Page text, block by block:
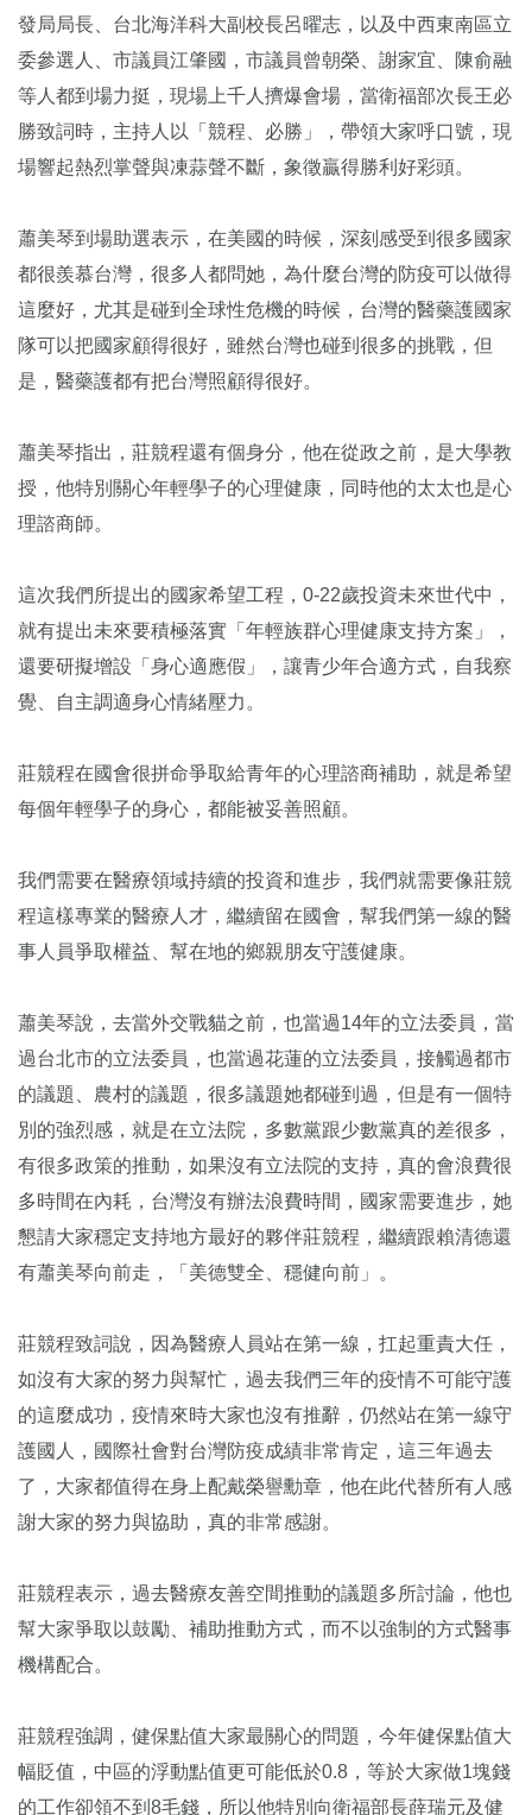
發局局長、台北海洋科大副校長呂曜志，以及中西東南區立
委參選人、市議員江肇國，市議員曾朝榮、謝家宜、陳俞融
等人都到場力挺，現場上千人擠爆會場，當衛福部次長王必
勝致詞時，主持人以「競程、必勝」，帶領大家呼口號，現
場響起熱烈掌聲與凍蒜聲不斷，象徵贏得勝利好彩頭。
蕭美琴到場助選表示，在美國的時候，深刻感受到很多國家
都很羨慕台灣，很多人都問她，為什麼台灣的防疫可以做得
這麼好，尤其是碰到全球性危機的時候，台灣的醫藥護國家
隊可以把國家顧得很好，雖然台灣也碰到很多的挑戰，但
是，醫藥護都有把台灣照顧得很好。
蕭美琴指出，莊競程還有個身分，他在從政之前，是大學教
授，他特別關心年輕學子的心理健康，同時他的太太也是心
理諮商師。
這次我們所提出的國家希望工程，0-22歲投資未來世代中，
就有提出未來要積極落實「年輕族群心理健康支持方案」，
還要研擬增設「身心適應假」，讓青少年合適方式，自我察
覺、自主調適身心情緒壓力。
莊競程在國會很拼命爭取給青年的心理諮商補助，就是希望
每個年輕學子的身心，都能被妥善照顧。
我們需要在醫療領域持續的投資和進步，我們就需要像莊競
程這樣專業的醫療人才，繼續留在國會，幫我們第一線的醫
事人員爭取權益、幫在地的鄉親朋友守護健康。
蕭美琴說，去當外交戰貓之前，也當過14年的立法委員，當
過台北市的立法委員，也當過花蓮的立法委員，接觸過都市
的議題、農村的議題，很多議題她都碰到過，但是有一個特
別的強烈感，就是在立法院，多數黨跟少數黨真的差很多，
有很多政策的推動，如果沒有立法院的支持，真的會浪費很
多時間在內耗，台灣沒有辦法浪費時間，國家需要進步，她
懇請大家穩定支持地方最好的夥伴莊競程，繼續跟賴清德還
有蕭美琴向前走，「美德雙全、穩健向前」。
莊競程致詞說，因為醫療人員站在第一線，扛起重責大任，
如沒有大家的努力與幫忙，過去我們三年的疫情不可能守護
的這麼成功，疫情來時大家也沒有推辭，仍然站在第一線守
護國人，國際社會對台灣防疫成績非常肯定，這三年過去
了，大家都值得在身上配戴榮譽勳章，他在此代替所有人感
謝大家的努力與協助，真的非常感謝。
莊競程表示，過去醫療友善空間推動的議題多所討論，他也
幫大家爭取以鼓勵、補助推動方式，而不以強制的方式醫事
機構配合。
莊競程強調，健保點值大家最關心的問題，今年健保點值大
幅貶值，中區的浮動點值更可能低於0.8，等於大家做1塊錢
的工作卻領不到8毛錢，所以他特別向衛福部長薛瑞元及健